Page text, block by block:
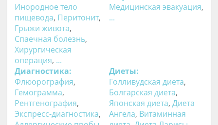
Инородное тело
пищевода, Перитонит,
Грыжи живота,
Спаечная болезнь,
Хирургическая
операция, ...
Медицинская эвакуация,
...
Диагностика:
Флюорография,
Гемограмма,
Рентгенография,
Экспресс-диагностика,
Диеты:
Голливудская диета,
Болгарская диета,
Японская диета, Диета
Ангела, Витаминная